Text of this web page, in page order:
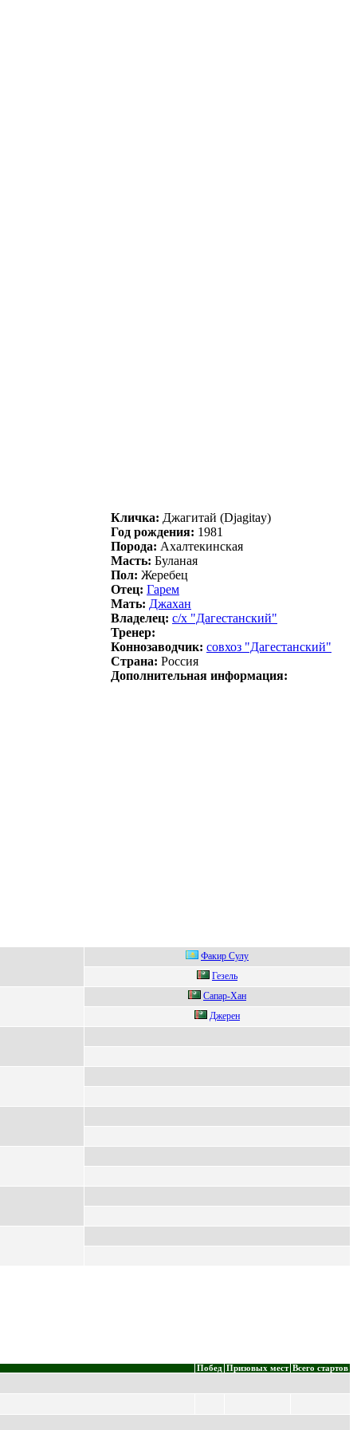
Кличка: Джагитай (Djagitay)
Год рождения: 1981
Порода: Ахалтекинская
Масть: Буланая
Пол: Жеребец
Отец: Гарeм
Мать: Джахан
Владелец: c/х "Дагecтанcкий"
Тренер:
Коннозаводчик: cовхоз "Дaгecтaнcкий"
Страна: Россия
Дополнительная информация:
Фaкир Сулу
Гезель
Сапаp-Хан
Джeрeн
Побед Призовых мест Всего стартов